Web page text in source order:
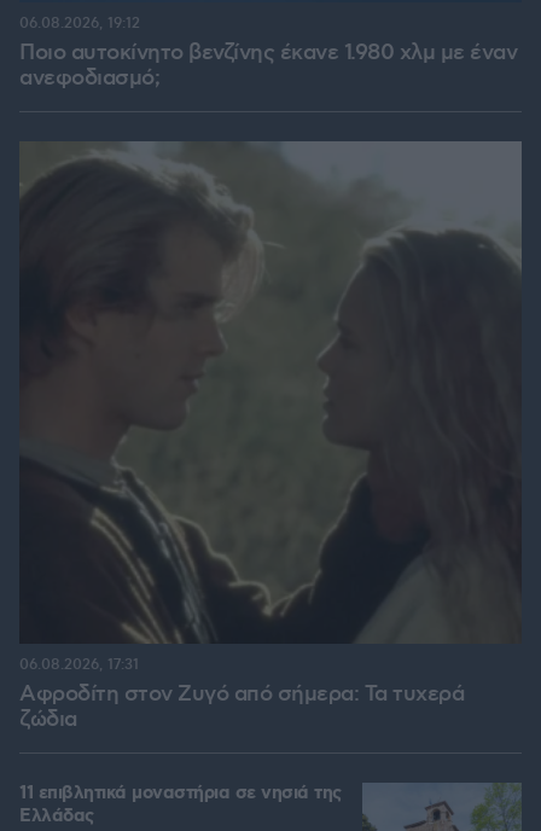
Ποιο αυτοκίνητο βενζίνης έκανε 1.980 χλμ με έναν
ανεφοδιασμό;
06.08.2026, 19:12
Αφροδίτη στον Ζυγό από σήμερα: Τα τυχερά
ζώδια
06.08.2026, 17:31
11 επιβλητικά μοναστήρια σε νησιά της
Ελλάδας